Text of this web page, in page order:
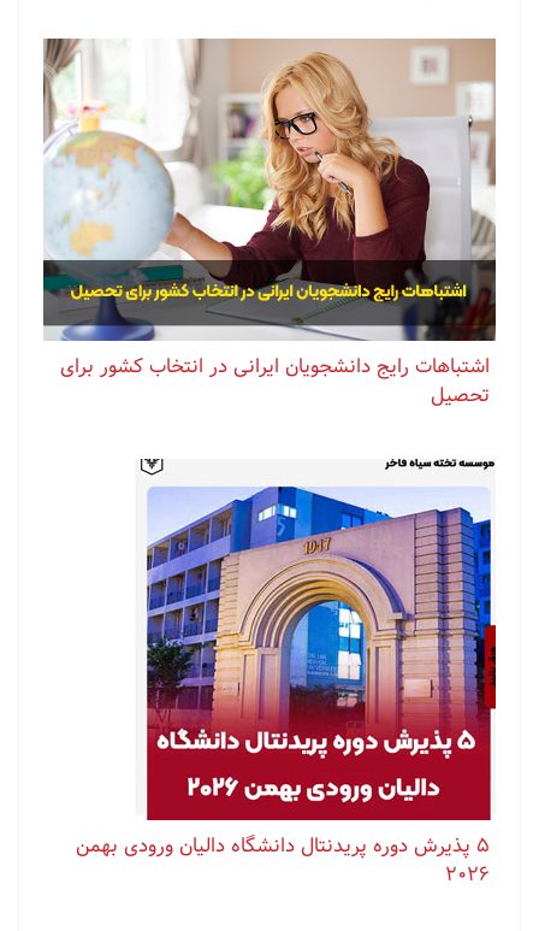
اشتباهات رایج دانشجویان ایرانی در انتخاب کشور برای
تحصیل
۵ پذیرش دوره پریدنتال دانشگاه دالیان ورودی بهمن
۲۰۲۶